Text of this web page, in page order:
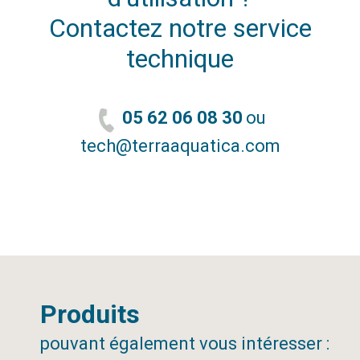
Contactez notre service
technique
05 62 06 08 30 ou
tech@terraaquatica.com
Produits
pouvant également vous intéresser :